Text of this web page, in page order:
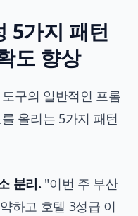
5가지 패턴
도 향상
구의 일반적인 프롬
올리는 5가지 패턴
분리. "이번 주 부산
하고 호텔 3성급 이